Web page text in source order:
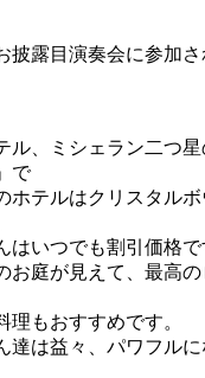
披露目演奏会に参加
ル、ミシェラン二つ
で
ホテルはクリスタル
はいつでも割引価格で
お庭が見えて、最高
理もおすすめです。
達は益々、パワフルに